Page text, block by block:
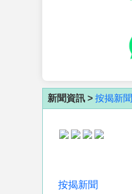
新聞資訊 > 按揭新聞
按揭新聞